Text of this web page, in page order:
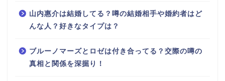
山内惠介は結婚してる？噂の結婚相手や婚約者はど
んな人？好きなタイプは？
ブルーノマーズとロゼは付き合ってる？交際の噂の
真相と関係を深掘り！